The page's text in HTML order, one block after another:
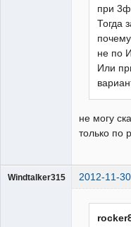
при 3ф
Тогда
не по
Или
не могу
только по
Windtalker315 2012-11-